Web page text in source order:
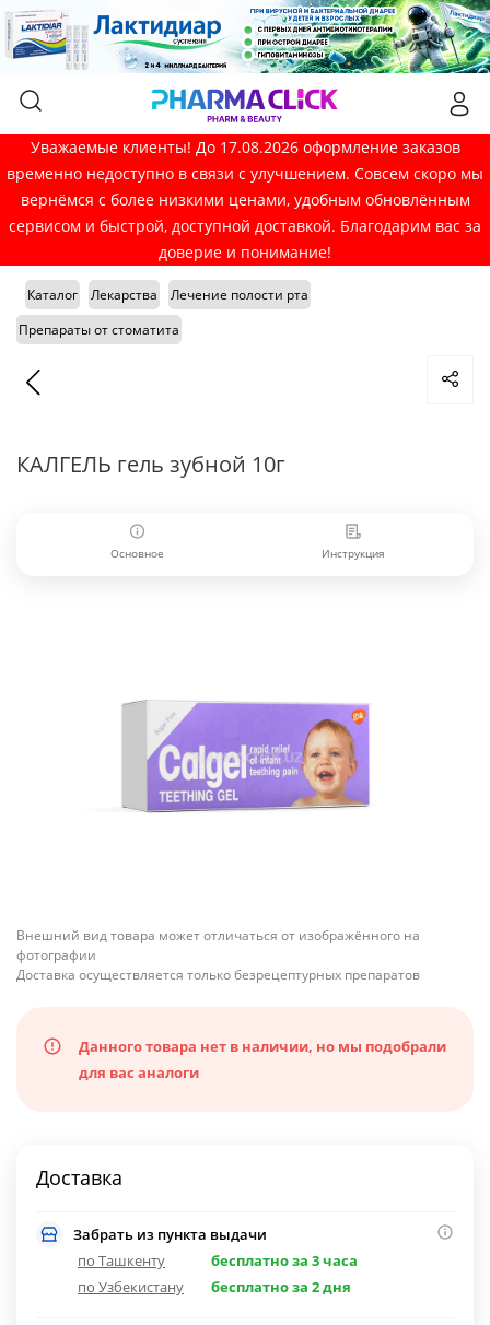
Уважаемые клиенты! До 17.08.2026 оформление заказов
временно недоступно в связи с улучшением. Совсем скоро мы
вернёмся с более низкими ценами, удобным обновлённым
сервисом и быстрой, доступной доставкой. Благодарим вас за
доверие и понимание!
Каталог Лекарства
Лечение полости рта
Препараты от стоматита
КАЛГЕЛЬ гель зубной 10г
Основное Инструкция
Внешний вид товара может отличаться от изображённого на
фотографии
Доставка осуществляется только безрецептурных препаратов
Данного товара нет в наличии, но мы подобрали
для вас аналоги
Доставка
Забрать из пункта выдачи
по Ташкенту
бесплатно за 3 часа
по Узбекистану
бесплатно за 2 дня